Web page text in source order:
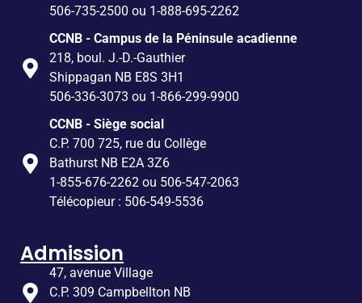
506-735-2500 ou 1-888-695-2262
CCNB - Campus de la Péninsule acadienne
218, boul. J.-D.-Gauthier
Shippagan NB E8S 3H1
506-336-3073 ou 1-866-299-9900
CCNB - Siège social
C.P. 700 725, rue du Collège
Bathurst NB E2A 3Z6
1-855-676-2262 ou 506-547-2063
Télécopieur : 506-549-5536
Admission
47, avenue Village
C.P. 309 Campbellton NB